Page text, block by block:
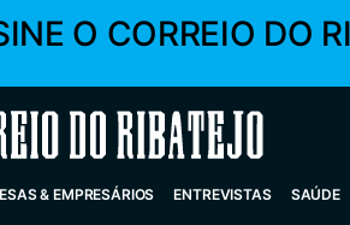
O CORREIO DO
do Ribatejo
& EMPRESÁRIOS ENTREVISTAS SAÚDE